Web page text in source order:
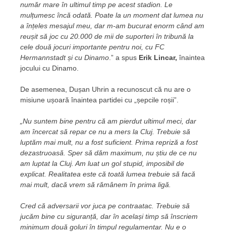
număr mare în ultimul timp pe acest stadion. Le
mulțumesc încă odată. Poate la un moment dat lumea nu
a înțeles mesajul meu, dar m-am bucurat enorm când am
reușit să joc cu 20.000 de mii de suporteri în tribună la
cele două jocuri importante pentru noi, cu FC
Hermannstadt și cu Dinamo .” a spus Erik Lincar, înaintea
jocului cu Dinamo.
De asemenea, Dușan Uhrin a recunoscut că nu are o
misiune ușoară înaintea partidei cu „șepcile roșii”.
„Nu suntem bine pentru că am pierdut ultimul meci, dar
am încercat să repar ce nu a mers la Cluj. Trebuie să
luptăm mai mult, nu a fost suficient. Prima repriză a fost
dezastruoasă. Sper să dăm maximum, nu știu de ce nu
am luptat la Cluj. Am luat un gol stupid, imposibil de
explicat. Realitatea este că toată lumea trebuie să facă
mai mult, dacă vrem să rămânem în prima ligă.
Cred că adversarii vor juca pe contraatac. Trebuie să
jucăm bine cu siguranță, dar în același timp să înscriem
minimum două goluri în timpul regulamentar. Nu e o